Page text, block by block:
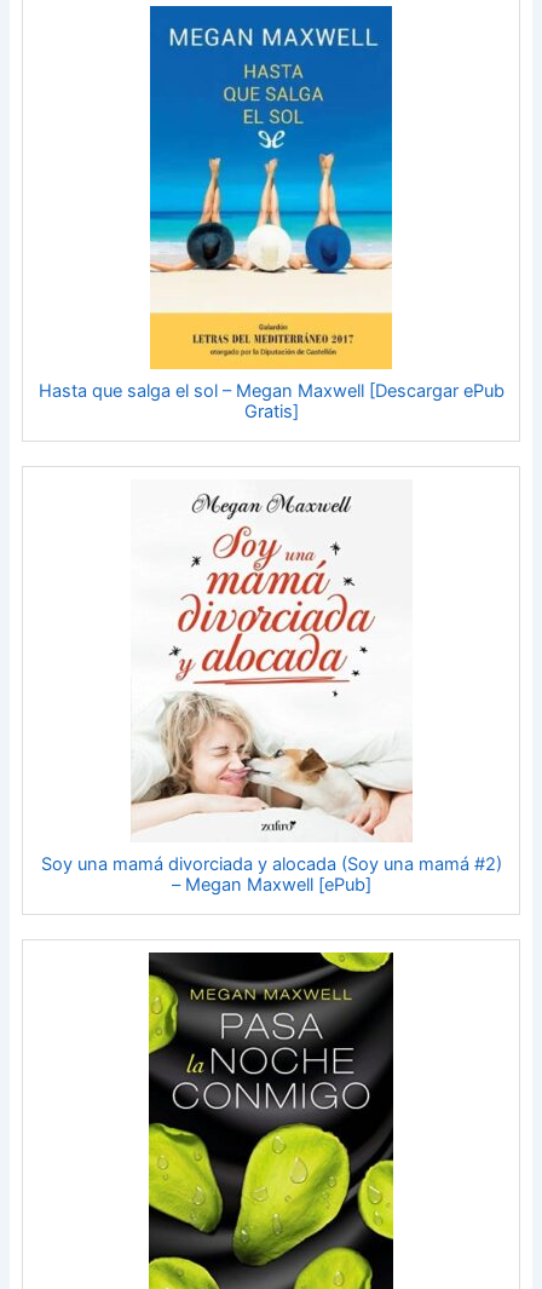
Hasta que salga el sol – Megan Maxwell [Descargar ePub
Gratis]
Soy una mamá divorciada y alocada (Soy una mamá #2)
– Megan Maxwell [ePub]